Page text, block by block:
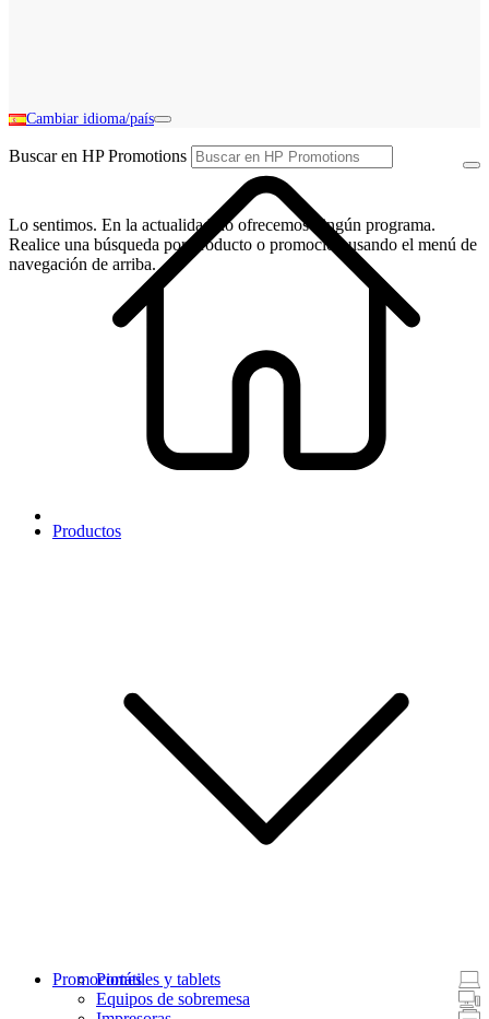
Productos
Portátiles y tablets
Equipos de sobremesa
Promociones
Cambiar idioma/país
Buscar en HP Promotions
Lo sentimos. En la actualidad no ofrecemos ningún programa.
Realice una búsqueda por producto o promoción usando el menú de
navegación de arriba.